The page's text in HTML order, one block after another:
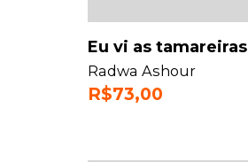
Eu vi as tamareiras
Radwa Ashour
R$73,00